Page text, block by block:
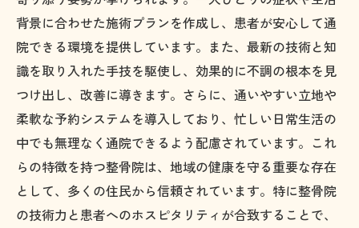
背景に合わせた施術プランを作成し、患者が安心して通
院できる環境を提供しています。また、最新の技術と知
識を取り入れた手技を駆使し、効果的に不調の根本を見
つけ出し、改善に導きます。さらに、通いやすい立地や
柔軟な予約システムを導入しており、忙しい日常生活の
中でも無理なく通院できるよう配慮されています。これ
らの特徴を持つ整骨院は、地域の健康を守る重要な存在
として、多くの住民から信頼されています。特に整骨院
の技術力と患者へのホスピタリティが合致することで、